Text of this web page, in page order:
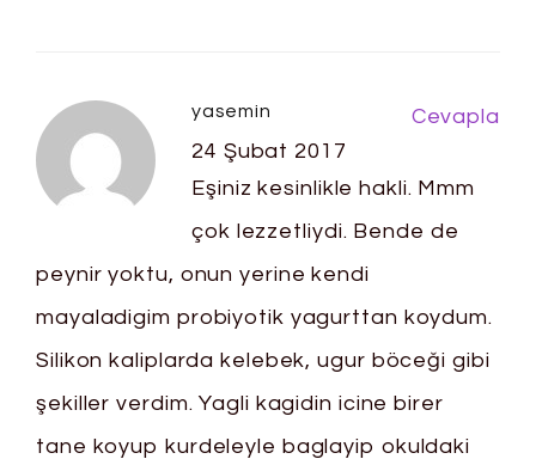
yasemin
24 Şubat 2017
Eşiniz kesinlikle hakli. Mmm
çok lezzetliydi. Bende de
peynir yoktu, onun yerine kendi
mayaladigim probiyotik yagurttan koydum.
Silikon kaliplarda kelebek, ugur böceği gibi
şekiller verdim. Yagli kagidin icine birer
tane koyup kurdeleyle baglayip okuldaki
Cevapla